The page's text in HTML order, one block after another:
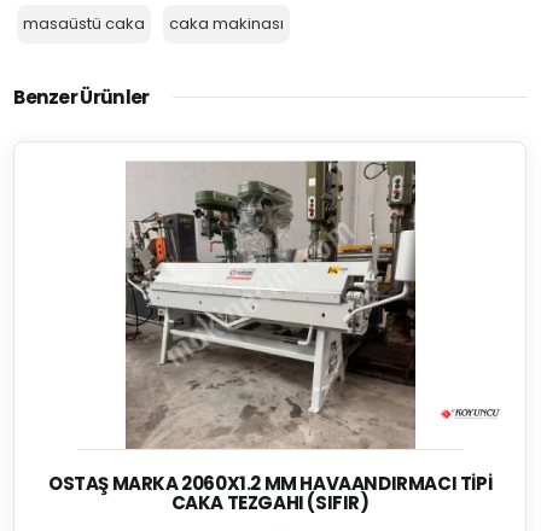
masaüstü caka caka makinası
Benzer Ürünler
OSTAŞ MARKA 2060X1.2 MM HAVAANDIRMACI TIPI
CAKA TEZGAHI (SIFIR)